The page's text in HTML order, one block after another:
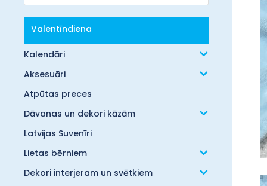
Valentīndiena
Kalendāri
Aksesuāri
Atpūtas preces
Dāvanas un dekori kāzām
Latvijas Suvenīri
Lietas bērniem
Dekori interjeram un svētkiem